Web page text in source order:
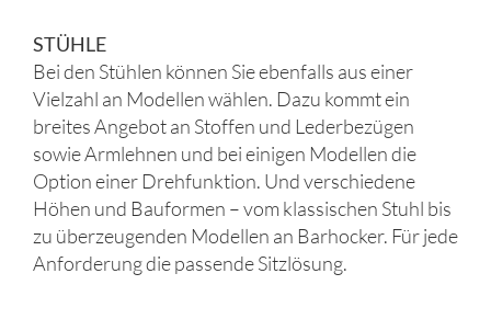
STÜHLE
Bei den Stühlen können Sie ebenfalls aus einer
Vielzahl an Modellen wählen. Dazu kommt ein
breites Angebot an Stoffen und Lederbezügen
sowie Armlehnen und bei einigen Modellen die
Option einer Drehfunktion. Und verschiedene
Höhen und Bauformen – vom klassischen Stuhl bis
zu überzeugenden Modellen an Barhocker. Für jede
Anforderung die passende Sitzlösung.